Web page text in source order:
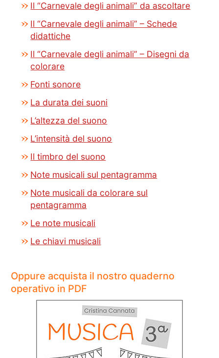
Il “Carnevale degli animali” da ascoltare
Il “Carnevale degli animali” – Schede
didattiche
Il “Carnevale degli animali” – Disegni da
colorare
Fonti sonore
La durata dei suoni
L’altezza del suono
L’intensità del suono
Il timbro del suono
Note musicali sul pentagramma
Note musicali da colorare sul
pentagramma
Le note musicali
Le chiavi musicali
Oppure acquista il nostro quaderno
operativo in PDF